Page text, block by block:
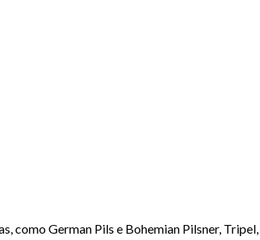
como German Pils e Bohemian Pilsner, Tripel,